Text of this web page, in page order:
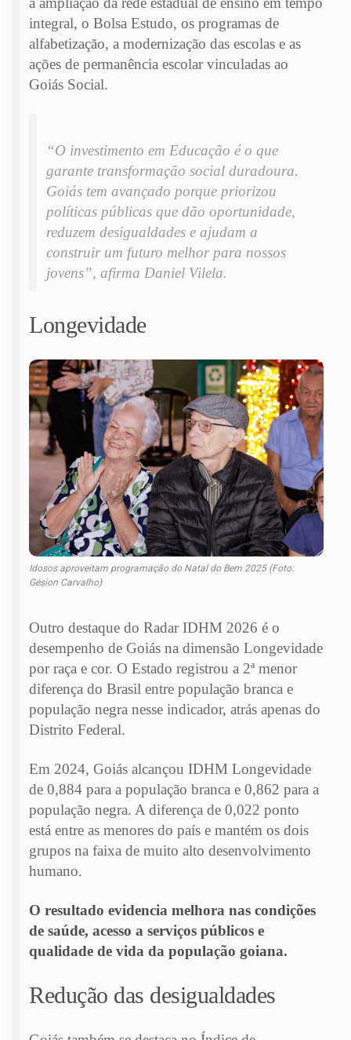
integral, o Bolsa Estudo, os programas de
alfabetização, a modernização das escolas e as
ações de permanência escolar vinculadas ao
Goiás Social.
“O investimento em Educação é o que
garante transformação social duradoura.
Goiás tem avançado porque priorizou
políticas públicas que dão oportunidade,
reduzem desigualdades e ajudam a
construir um futuro melhor para nossos
jovens”, afirma Daniel Vilela.
Longevidade
Idosos aproveitam programação do Natal do Bem 2025 (Foto:
Gésion Carvalho)
Outro destaque do Radar IDHM 2026 é o
desempenho de Goiás na dimensão Longevidade
por raça e cor. O Estado registrou a 2ª menor
diferença do Brasil entre população branca e
população negra nesse indicador, atrás apenas do
Distrito Federal.
Em 2024, Goiás alcançou IDHM Longevidade
de 0,884 para a população branca e 0,862 para a
população negra. A diferença de 0,022 ponto
está entre as menores do país e mantém os dois
grupos na faixa de muito alto desenvolvimento
humano.
O resultado evidencia melhora nas condições
de saúde, acesso a serviços públicos e
qualidade de vida da população goiana.
Redução das desigualdades